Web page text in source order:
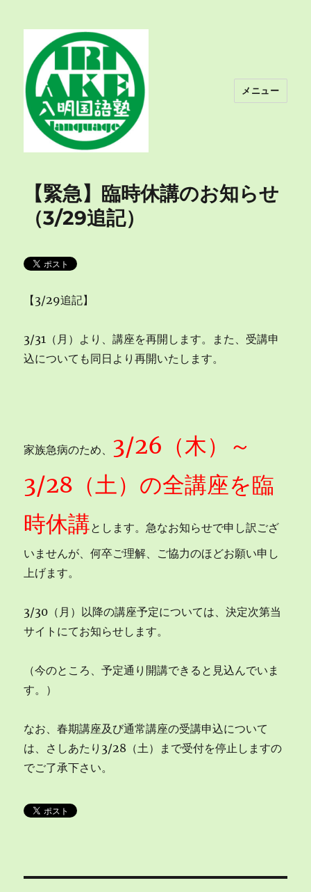
メニュー
【緊急】臨時休講のお知らせ
（3/29追記）
【3/29追記】
3/31（月）より、講座を再開します。また、受講申
込についても同日より再開いたします。
家族急病のため、 3/26（木）～
3/28（土）の全講座を臨
時休講とします。急なお知らせで申し訳ござ
いませんが、何卒ご理解、ご協力のほどお願い申し
上げます。
3/30（月）以降の講座予定については、決定次第当
サイトにてお知らせします。
（今のところ、予定通り開講できると見込んでいま
す。）
なお、春期講座及び通常講座の受講申込について
は、さしあたり3/28（土）まで受付を停止しますの
でご了承下さい。